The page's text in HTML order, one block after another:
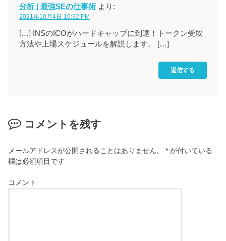
分析 | 最強SEの仕事術 より:
2021年10月4日 10:32 PM
[…] INSのICOがハードキャップに到達！トークン受取
方法や上場スケジュールを解説します。 […]
返信する
コメントを残す
メールアドレスが公開されることはありません。 * が付いている
欄は必須項目です
コメント